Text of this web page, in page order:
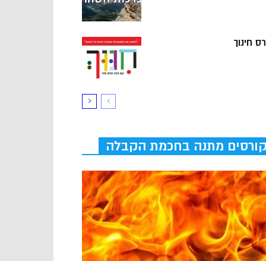
חינוך
קורסים מתנה בחכמת הקבלה